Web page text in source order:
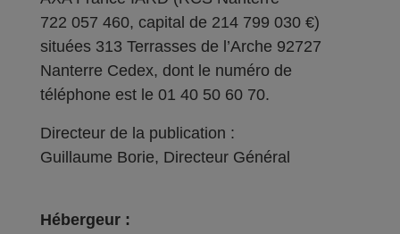
722 057 460, capital de 214 799 030 €)
situées 313 Terrasses de l’Arche 92727
Nanterre Cedex, dont le numéro de
téléphone est le 01 40 50 60 70.
Directeur de la publication :
Guillaume Borie, Directeur Général
Hébergeur :